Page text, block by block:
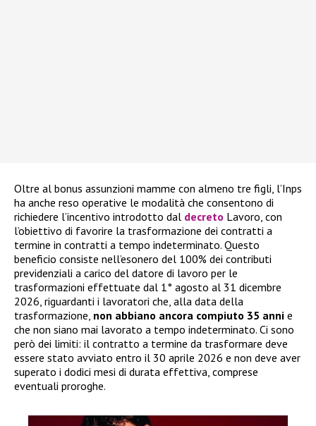
Oltre al bonus assunzioni mamme con almeno tre figli, l’Inps
ha anche reso operative le modalità che consentono di
richiedere l’incentivo introdotto dal decreto Lavoro, con
l’obiettivo di favorire la trasformazione dei contratti a
termine in contratti a tempo indeterminato. Questo
beneficio consiste nell’esonero del 100% dei contributi
previdenziali a carico del datore di lavoro per le
trasformazioni effettuate dal 1° agosto al 31 dicembre
2026, riguardanti i lavoratori che, alla data della
trasformazione, non abbiano ancora compiuto 35 anni e
che non siano mai lavorato a tempo indeterminato. Ci sono
però dei limiti: il contratto a termine da trasformare deve
essere stato avviato entro il 30 aprile 2026 e non deve aver
superato i dodici mesi di durata effettiva, comprese
eventuali proroghe.